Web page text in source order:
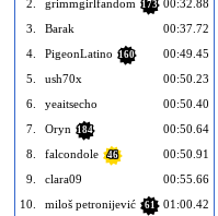
2.
grimmgirlfandom 173 00:32.88
3.
Barak
00:37.72
4.
PigeonLatino 160
00:49.45
5.
ush70x
00:50.23
6.
yeaitsecho
00:50.40
7.
Oryn 184
00:50.64
8.
falcondole 46
00:50.91
9.
clara09
00:55.66
10.
miloš petronijević 61
01:00.42